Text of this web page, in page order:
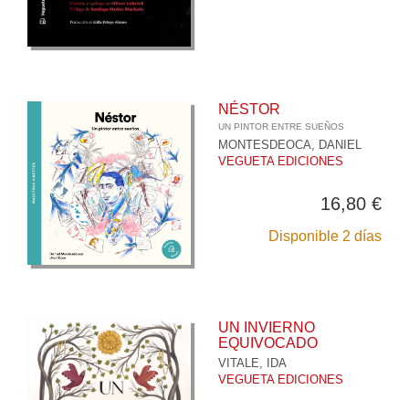
NÉSTOR
UN PINTOR ENTRE SUEÑOS
MONTESDEOCA, DANIEL
VEGUETA EDICIONES
16,80 €
Disponible 2 días
UN INVIERNO
EQUIVOCADO
VITALE, IDA
VEGUETA EDICIONES